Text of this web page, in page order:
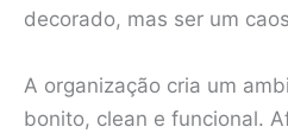
decorado, mas ser um
A organização cria um
bonito, clean e funcional.